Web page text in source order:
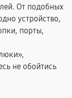
От подобных
устройство,
порты,
не обойтись